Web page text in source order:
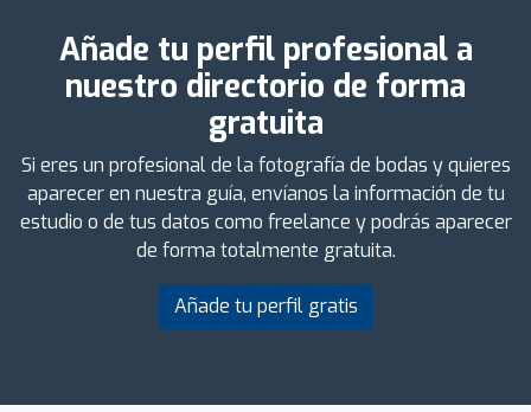
Añade tu perfil profesional a
nuestro directorio de forma
gratuita
Si eres un profesional de la fotografía de bodas y quieres
aparecer en nuestra guía, envíanos la información de tu
estudio o de tus datos como freelance y podrás aparecer
de forma totalmente gratuita.
Añade tu perfil gratis